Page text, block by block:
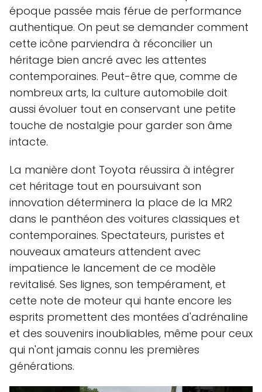
époque passée mais férue de performance
authentique. On peut se demander comment
cette icône parviendra à réconcilier un
héritage bien ancré avec les attentes
contemporaines. Peut-être que, comme de
nombreux arts, la culture automobile doit
aussi évoluer tout en conservant une petite
touche de nostalgie pour garder son âme
intacte.
La manière dont Toyota réussira à intégrer
cet héritage tout en poursuivant son
innovation déterminera la place de la MR2
dans le panthéon des voitures classiques et
contemporaines. Spectateurs, puristes et
nouveaux amateurs attendent avec
impatience le lancement de ce modèle
revitalisé. Ses lignes, son tempérament, et
cette note de moteur qui hante encore les
esprits promettent des montées d'adrénaline
et des souvenirs inoubliables, même pour ceux
qui n'ont jamais connu les premières
générations.